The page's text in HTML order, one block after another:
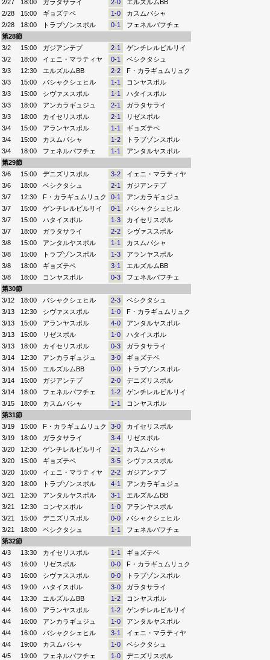
2/27 18:00 ガラタサライ 2-0
エルズルムBB
2/28
15:00 ギョズテペ 1-0
カスムパシャ
2/28
18:00 トラブゾンスポル 0-1
フェネルバフチェ
第28節
3/2
15:00 ガジアンテプ 2-1
ゲンチレルビルリイ
3/2
18:00 イェニ・マラティヤ 0-1
ベシクタシュ
3/3
12:30 エルズルムBB 2-2
F・カラギュムリュク
3/3
15:00 バシャクシェヒル 1-1
コンヤスポル
3/3
15:00 シヴァススポル 1-1
ハタイスポル
3/3
18:00 アンカラギュジュ 2-1
ガラタサライ
3/3
18:00 カイセリスポル 2-1
リゼスポル
3/4
15:00 アランヤスポル 1-1
ギョズテペ
3/4
15:00 カスムパシャ 1-2
トラブゾンスポル
3/4
18:00 フェネルバフチェ 1-1
アンタルヤスポル
第29節
3/6
15:00 デニズリスポル 3-2
イェニ・マラティヤ
3/6
18:00 ベシクタシュ 2-1
ガジアンテプ
3/7
12:30 F・カラギュムリュク 0-1
アンカラギュジュ
3/7
15:00 ゲンチレルビルリイ 0-1
バシャクシェヒル
3/7
15:00 ハタイスポル 1-3
カイセリスポル
3/7
18:00 ガラタサライ 2-2
シヴァススポル
3/8
15:00 アンタルヤスポル 1-1
カスムパシャ
3/8
15:00 トラブゾンスポル 1-3
アランヤスポル
3/8
18:00 ギョズテペ 3-1
エルズルムBB
3/8
18:00 コンヤスポル 0-3
フェネルバフチェ
第30節
3/12
18:00 バシャクシェヒル 2-3
ベシクタシュ
3/13
12:30 シヴァススポル 1-0
F・カラギュムリュク
3/13
15:00 アランヤスポル 4-0
アンタルヤスポル
3/13
15:00 リゼスポル 1-0
ハタイスポル
3/13
18:00 カイセリスポル 0-3
ガラタサライ
3/14
12:30 アンカラギュジュ 3-0
ギョズテペ
3/14
15:00 エルズルムBB 0-0
トラブゾンスポル
3/14
15:00 ガジアンテプ 2-0
デニズリスポル
3/14
18:00 フェネルバフチェ 1-2
ゲンチレルビルリイ
3/15
18:00 カスムパシャ 1-1
コンヤスポル
第31節
3/19
15:00 F・カラギュムリュク 3-0
カイセリスポル
3/19
18:00 ガラタサライ 3-4
リゼスポル
3/20
12:30 ゲンチレルビルリイ 2-1
カスムパシャ
3/20
15:00 ギョズテペ 3-5
シヴァススポル
3/20
15:00 イェニ・マラティヤ 2-2
ガジアンテプ
3/20
18:00 トラブゾンスポル 4-1
アンカラギュジュ
3/21
12:30 アンタルヤスポル 3-1
エルズルムBB
3/21
12:30 コンヤスポル 1-0
アランヤスポル
3/21
15:00 デニズリスポル 0-0
バシャクシェヒル
3/21
18:00 ベシクタシュ 1-1
フェネルバフチェ
第32節
4/3
13:30 カイセリスポル 1-1
ギョズテペ
4/3
16:00 リゼスポル 0-0
F・カラギュムリュク
4/3
16:00 シヴァススポル 0-0
トラブゾンスポル
4/3
19:00 ハタイスポル 3-0
ガラタサライ
4/4
13:30 エルズルムBB 1-2
コンヤスポル
4/4
16:00 アランヤスポル 1-2
ゲンチレルビルリイ
4/4
16:00 アンカラギュジュ 1-0
アンタルヤスポル
4/4
16:00 バシャクシェヒル 3-1
イェニ・マラティヤ
4/4
19:00 カスムパシャ 1-0
ベシクタシュ
4/5
19:00 フェネルバフチェ 1-0
デニズリスポル